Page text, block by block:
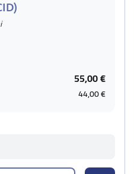
55,00 €
44,00 €